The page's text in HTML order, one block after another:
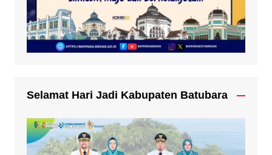
Selamat Hari Jadi Kabupaten Batubara